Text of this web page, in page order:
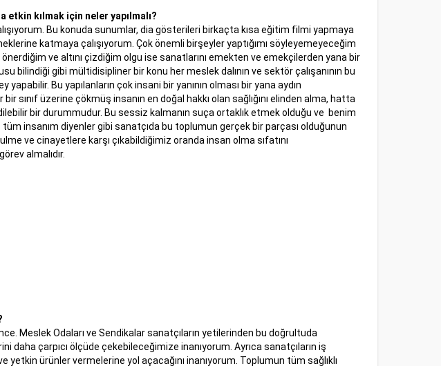
etkin kılmak için neler yapılmalı?
Bu konuda sunumlar, dia gösterileri birkaçta kısa eğitim filmi yapmaya
katmaya çalışıyorum. Çok önemli birşeyler yaptığımı söyleyemeyeceğim
ve altını çizdiğim olgu ise sanatlarını emekten ve emekçilerden yana bir
bilindiği gibi mültidisipliner bir konu her meslek dalının ve sektör çalışanının bu
Bu yapılanların çok insani bir yanının olması bir yana aydın
sınıf üzerine çökmüş insanın en doğal hakkı olan sağlığını elinden alma, hatta
bir durummudur. Bu sessiz kalmanın suça ortaklık etmek olduğu ve benim
tüm insanım diyenler gibi sanatçıda bu toplumun gerçek bir parçası olduğunun
ve cinayetlere karşı çıkabildiğimiz oranda insan olma sıfatını
almalıdır.
Meslek Odaları ve Sendikalar sanatçıların yetilerinden bu doğrultuda
daha çarpıcı ölçüde çekebileceğimize inanıyorum. Ayrıca sanatçıların iş
ürünler vermelerine yol açacağını inanıyorum. Toplumun tüm sağlıklı